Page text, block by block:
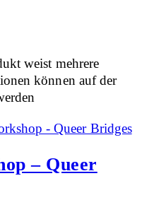
weist mehrere
können auf der
– Queer